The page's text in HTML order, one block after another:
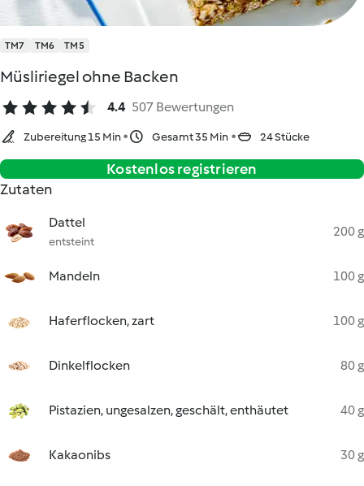
TM7 TM6 TM5
Müsliriegel ohne Backen
4.4 507 Bewertungen
Zubereitung 15 Min Gesamt 35 Min 24 Stücke
Kostenlos registrieren
Zutaten
Dattel
entsteint
200 g
Mandeln 100 g
Haferflocken, zart 100 g
Dinkelflocken 80 g
Pistazien, ungesalzen, geschält, enthäutet 40 g
Kakaonibs 30 g